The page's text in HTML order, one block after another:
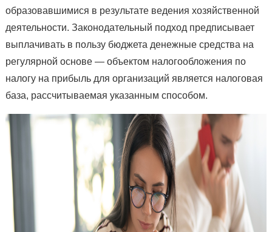
образовавшимися в результате ведения хозяйственной
деятельности. Законодательный подход предписывает
выплачивать в пользу бюджета денежные средства на
регулярной основе — объектом налогообложения по
налогу на прибыль для организаций является налоговая
база, рассчитываемая указанным способом.